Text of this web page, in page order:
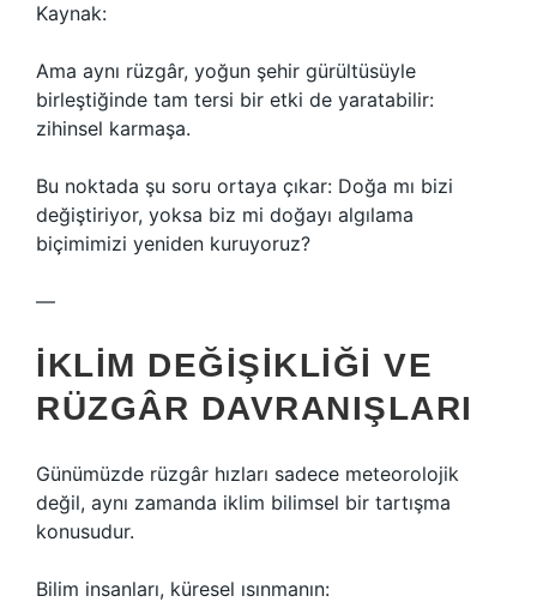
Kaynak:
Ama aynı rüzgâr, yoğun şehir gürültüsüyle
birleştiğinde tam tersi bir etki de yaratabilir:
zihinsel karmaşa.
Bu noktada şu soru ortaya çıkar: Doğa mı bizi
değiştiriyor, yoksa biz mi doğayı algılama
biçimimizi yeniden kuruyoruz?
—
İKLIM DEĞIŞIKLIĞI VE
RÜZGÂR DAVRANIŞLARI
Günümüzde rüzgâr hızları sadece meteorolojik
değil, aynı zamanda iklim bilimsel bir tartışma
konusudur.
Bilim insanları, küresel ısınmanın: